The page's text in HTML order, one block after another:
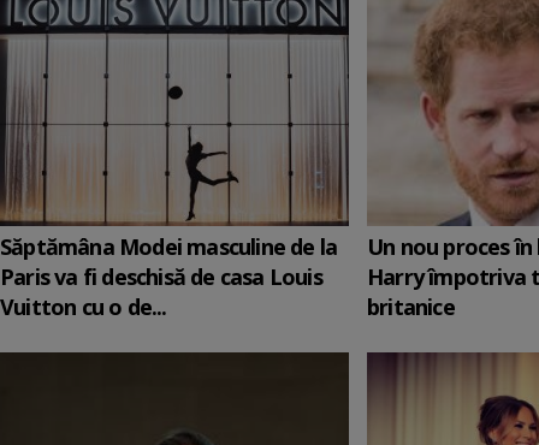
Săptămâna Modei masculine de la
Paris va fi deschisă de casa Louis
Vuitton cu o de...
Un nou proces
Harry împotriva
britanice